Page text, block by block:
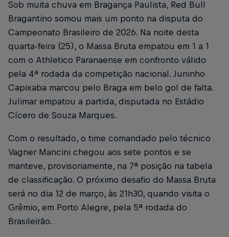
Sob muita chuva em Bragança Paulista, Red Bull
Bragantino somou mais um ponto na disputa do
Campeonato Brasileiro de 2026. Na noite desta
quarta-feira (25), o Massa Bruta empatou em 1 a 1
com o Athletico Paranaense em confronto válido
pela 4ª rodada da competição nacional. Juninho
Capixaba marcou pelo Braga em belo gol de falta.
Julimar empatou a partida, disputada no Estádio
Cícero de Souza Marques.
Com o resultado, o time comandado pelo técnico
Vagner Mancini chegou aos sete pontos e se
manteve, provisoriamente, na 7ª posição na tabela
de classificação. O próximo desafio do Massa Bruta
será no dia 12 de março, às 21h30, quando visita o
Grêmio, em Porto Alegre, pela 5ª rodada do
Brasileirão.